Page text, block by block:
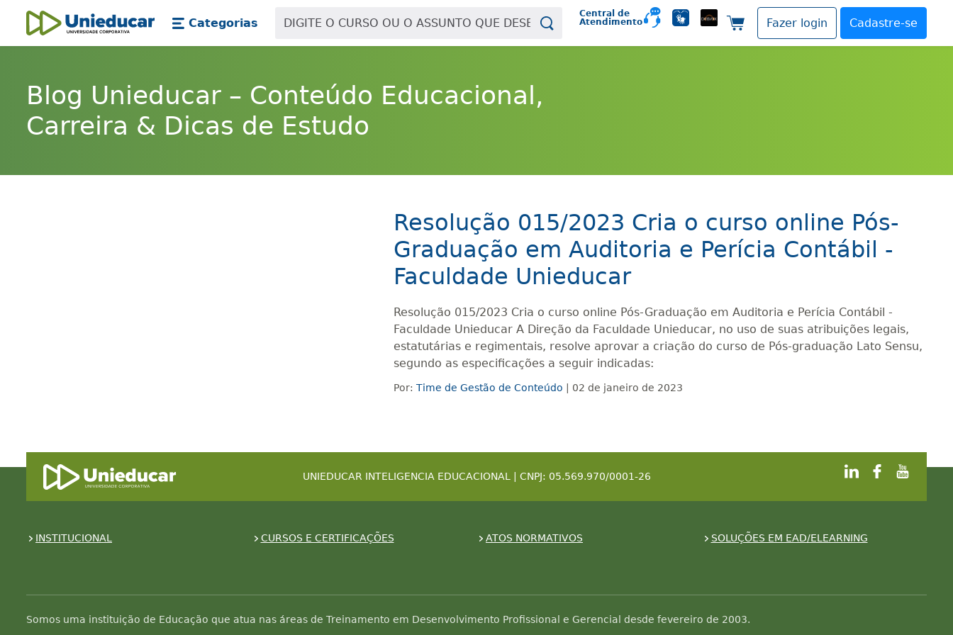
Skip main navigation
Skip to main content
Unieducar
Categorias
Central de
Atendimento
Carrinho de compras
Fazer login Cadastre-se
Blog Unieducar – Conteúdo Educacional,
Carreira & Dicas de Estudo
Resolução 015/2023 Cria o curso online Pós-
Graduação em Auditoria e Perícia Contábil -
Faculdade Unieducar
Resolução 015/2023 Cria o curso online Pós-Graduação em Auditoria e Perícia Contábil -
Faculdade Unieducar A Direção da Faculdade Unieducar, no uso de suas atribuições legais,
estatutárias e regimentais, resolve aprovar a criação do curso de Pós-graduação Lato Sensu,
segundo as especificações a seguir indicadas:
Por: Time de Gestão de Conteúdo | 02 de janeiro de 2023
UNIEDUCAR INTELIGENCIA EDUCACIONAL | CNPJ: 05.569.970/0001-26
INSTITUCIONAL CURSOS E CERTIFICAÇÕES ATOS NORMATIVOS SOLUÇÕES EM EAD/ELEARNING
Somos uma instituição de Educação que atua nas áreas de Treinamento em Desenvolvimento Profissional e Gerencial desde fevereiro de 2003.